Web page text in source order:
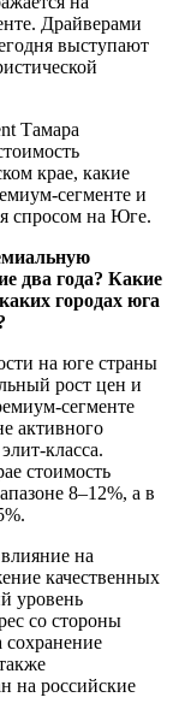
Драйверами
выступают
Тамара
крае, какие
сегменте и
спросом на Юге.
два года? Какие
городах юга
на юге страны
рост цен и
сегменте
активного
класса.
стоимость
8–12%, а в
на
качественных
уровень
со стороны
на российские